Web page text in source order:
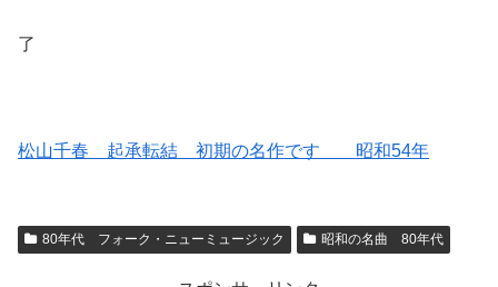
了
松山千春 起承転結 初期の名作です 昭和54年
80年代 フォーク・ニューミュージック 昭和の名曲 80年代